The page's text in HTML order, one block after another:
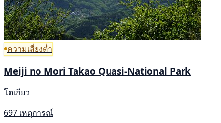
ความเสี่ยงต่ำ
Meiji no Mori Takao Quasi-National Park
โตเกียว
697 เหตุการณ์